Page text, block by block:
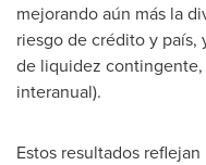
mejorando aún más la
riesgo de crédito y
de liquidez
interanual).
Estos resultados